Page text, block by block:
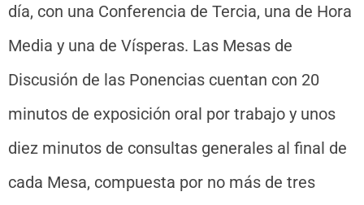
día, con una Conferencia de Tercia, una de Hora
Media y una de Vísperas. Las Mesas de
Discusión de las Ponencias cuentan con 20
minutos de exposición oral por trabajo y unos
diez minutos de consultas generales al final de
cada Mesa, compuesta por no más de tres